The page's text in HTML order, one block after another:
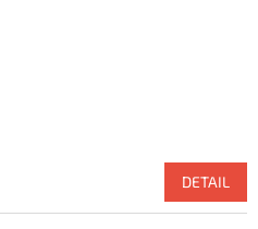
DETAIL